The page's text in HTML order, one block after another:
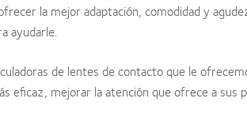
la mejor adaptación, comodidad y
ayudarle.
de lentes de contacto que le
eficaz, mejorar la atención que ofrece a sus